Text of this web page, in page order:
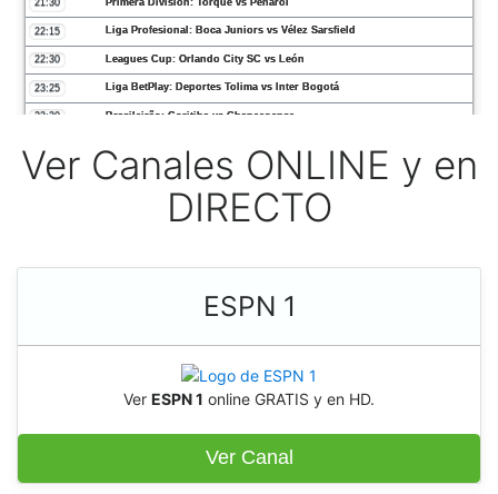
Ver Canales ONLINE y en
DIRECTO
ESPN 1
Ver ESPN 1 online GRATIS y en HD.
Ver Canal